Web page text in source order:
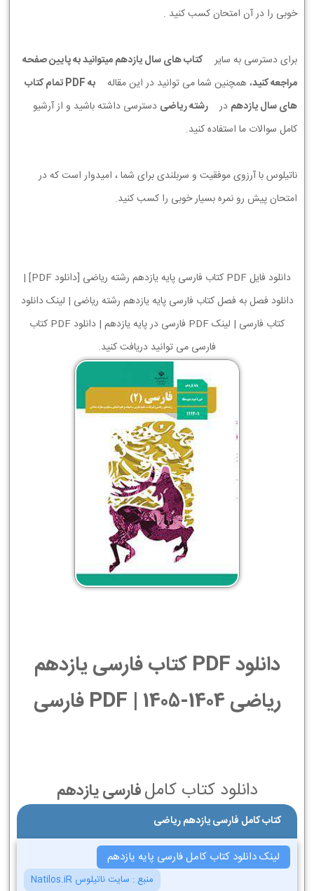
خوبی را در آن امتحان کسب کنید .
برای دسترسی به سایر
کتاب های سال یازدهم میتوانید به پایین صفحه
مراجعه کنید، همچنین شما می توانید در این مقاله
به PDF تمام کتاب
های سال یازدهم در رشته ریاضی دسترسی داشته باشید و از آرشیو
کامل سوالات ما استفاده کنید.
ناتیلوس با آرزوی موفقیت و سربلندی برای شما ، امیدوار است که در
امتحان پیش رو نمره بسیار خوبی را کسب کنید.
دانلود فایل PDF کتاب فارسی پایه یازدهم رشته ریاضی [دانلود PDF] |
دانلود فصل به فصل کتاب فارسی پایه یازدهم رشته ریاضی | لینک دانلود
کتاب فارسی | لینک PDF فارسی در پایه یازدهم | دانلود PDF کتاب
فارسی می توانید دریافت کنید.
دانلود PDF کتاب فارسی یازدهم
ریاضی 1404-1405 | PDF فارسی
دانلود کتاب کاملفارسی یازدهم
کتاب کامل فارسی یازدهم ریاضی
لینک دانلود کتاب کامل فارسی پایه یازدهم
منبع : سایت ناتیلوس Natilos.iR